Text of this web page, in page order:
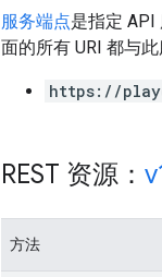
服务端点是指定 API
面的所有 URI 都与此
https://
REST 资源：
方法